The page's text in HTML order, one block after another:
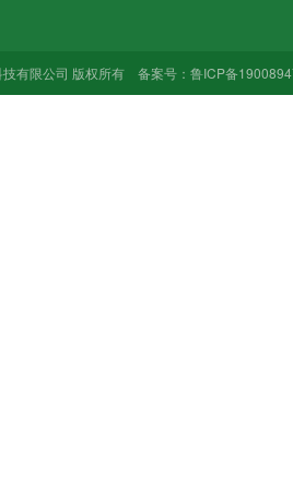
有限公司 版权所有 备案号： 鲁ICP备